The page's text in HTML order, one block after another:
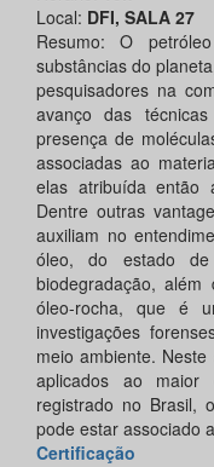
Local: DFI, SALA 27
Resumo: O
substâncias do
pesquisadores na
avanço das
presença de
associadas ao
elas atribuída então
Dentre outras
auxiliam no
óleo, do estado
biodegradação,
óleo-rocha, que é
investigações
meio ambiente.
aplicados ao
registrado no Brasil,
pode estar associado
Certificação